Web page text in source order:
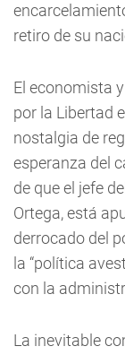
retiro de su
El economista
por la Libertad
nostalgia de
esperanza del
de que el jefe
Ortega, está
derrocado del
la “política
con la
La inevitable